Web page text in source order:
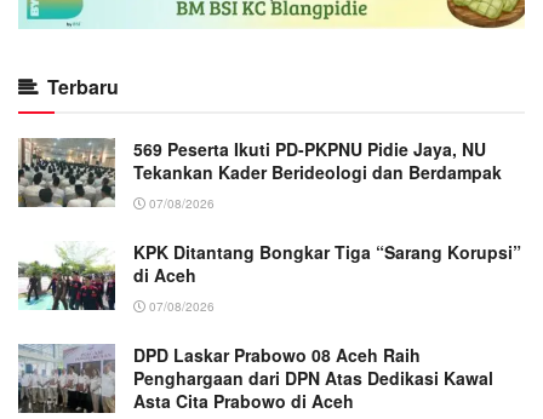
Terbaru
569 Peserta Ikuti PD-PKPNU Pidie Jaya, NU
Tekankan Kader Berideologi dan Berdampak
07/08/2026
KPK Ditantang Bongkar Tiga “Sarang Korupsi”
di Aceh
07/08/2026
DPD Laskar Prabowo 08 Aceh Raih
Penghargaan dari DPN Atas Dedikasi Kawal
Asta Cita Prabowo di Aceh